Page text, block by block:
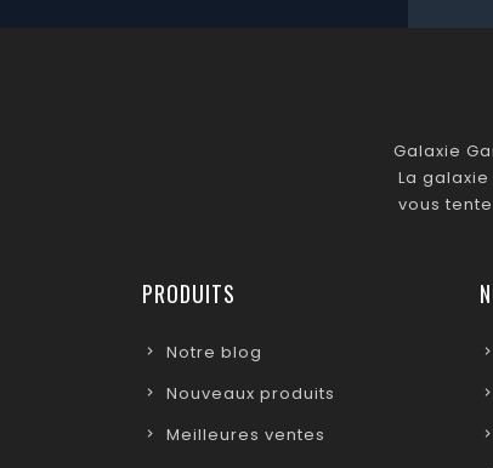
Galaxie
La
vous
PRODUITS
Notre blog
Nouveaux produits
Meilleures ventes